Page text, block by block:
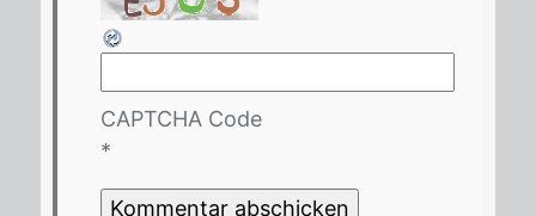
CAPTCHA Code
*